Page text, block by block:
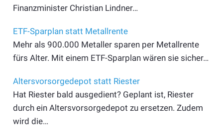
Finanzminister Christian Lindner…
ETF-Sparplan statt Metallrente
Mehr als 900.000 Metaller sparen per Metallrente
fürs Alter. Mit einem ETF-Sparplan wären sie sicher…
Altersvorsorgedepot statt Riester
Hat Riester bald ausgedient? Geplant ist, Riester
durch ein Altersvorsorgedepot zu ersetzen. Zudem
wird die…